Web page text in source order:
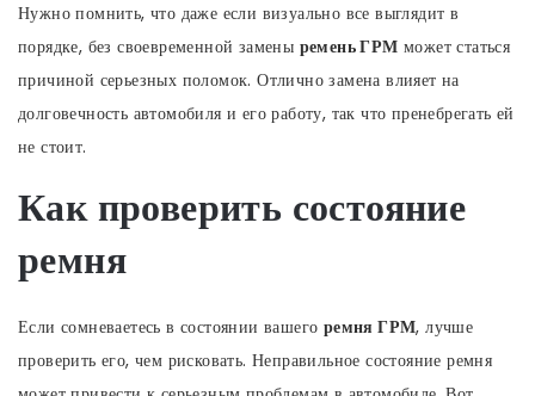
Нужно помнить, что даже если визуально все выглядит в
порядке, без своевременной замены ремень ГРМ может статься
причиной серьезных поломок. Отлично замена влияет на
долговечность автомобиля и его работу, так что пренебрегать ей
не стоит.
Как проверить состояние
ремня
Если сомневаетесь в состоянии вашего ремня ГРМ, лучше
проверить его, чем рисковать. Неправильное состояние ремня